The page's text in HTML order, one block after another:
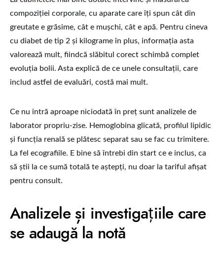
compoziției corporale, cu aparate care îți spun cât din
greutate e grăsime, cât e mușchi, cât e apă. Pentru cineva
cu diabet de tip 2 și kilograme în plus, informația asta
valorează mult, fiindcă slăbitul corect schimbă complet
evoluția bolii. Asta explică de ce unele consultații, care
includ astfel de evaluări, costă mai mult.
Ce nu intră aproape niciodată în preț sunt analizele de
laborator propriu-zise. Hemoglobina glicată, profilul lipidic
și funcția renală se plătesc separat sau se fac cu trimitere.
La fel ecografiile. E bine să întrebi din start ce e inclus, ca
să știi la ce sumă totală te aștepți, nu doar la tariful afișat
pentru consult.
Analizele și investigațiile care
se adaugă la notă